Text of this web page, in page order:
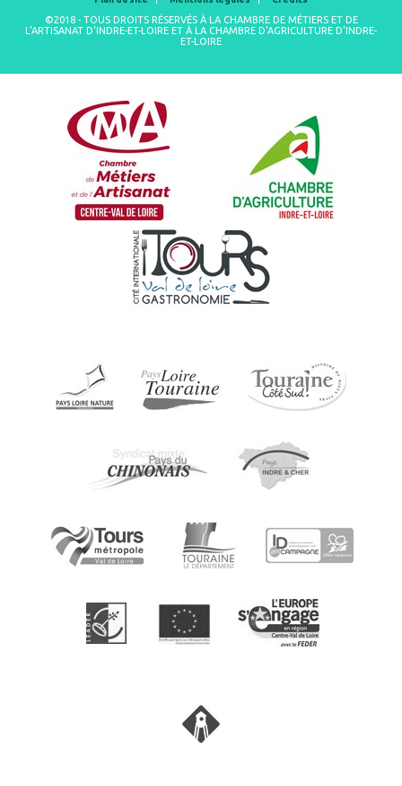
©2018 - TOUS DROITS RÉSERVÉS À LA CHAMBRE DE MÉTIERS ET DE
L'ARTISANAT D'INDRE-ET-LOIRE ET À LA CHAMBRE D'AGRICULTURE D'INDRE-
ET-LOIRE